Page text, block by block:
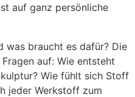
auf ganz persönliche
was braucht es dafür? Die
auf: Wie entsteht
Wie fühlt sich Stoff
jeder Werkstoff zum